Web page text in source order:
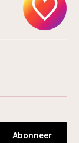
Abonneer